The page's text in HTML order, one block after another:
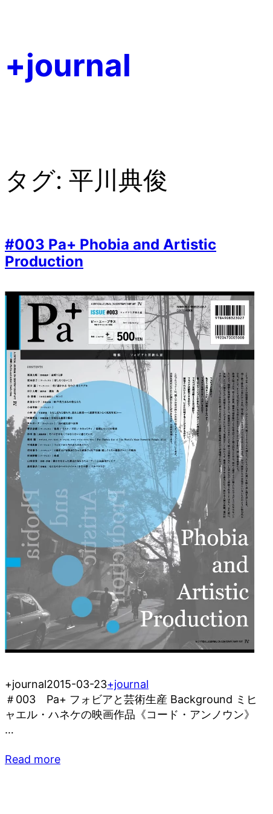
ス
キ
+journal
タグ: 平川典俊
#003 Pa+ Phobia and Artistic
Production
+journal2015-03-23+journal
＃003 Pa+ フォビアと芸術生産 Background ミヒ
ャエル・ハネケの映画作品《コード・アンノウン》
…
Read more